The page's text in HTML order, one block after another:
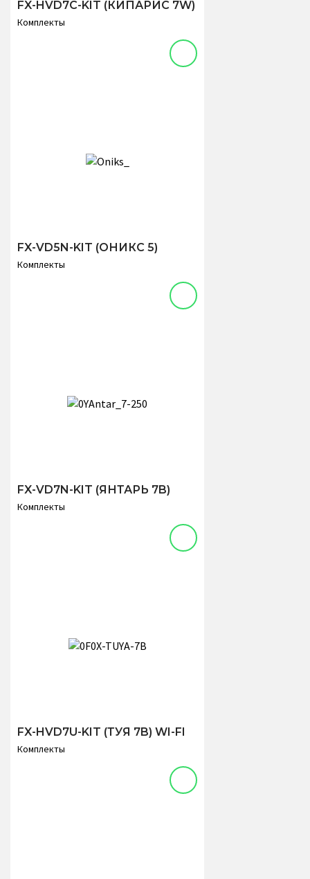
FX-HVD7C-KIT (КИПАРИС 7W)
Комплекты
FX-VD5N-KIT (ОНИКС 5)
Комплекты
FX-VD7N-KIT (ЯНТАРЬ 7B)
Комплекты
FX-HVD7U-KIT (ТУЯ 7B) WI-FI
Комплекты